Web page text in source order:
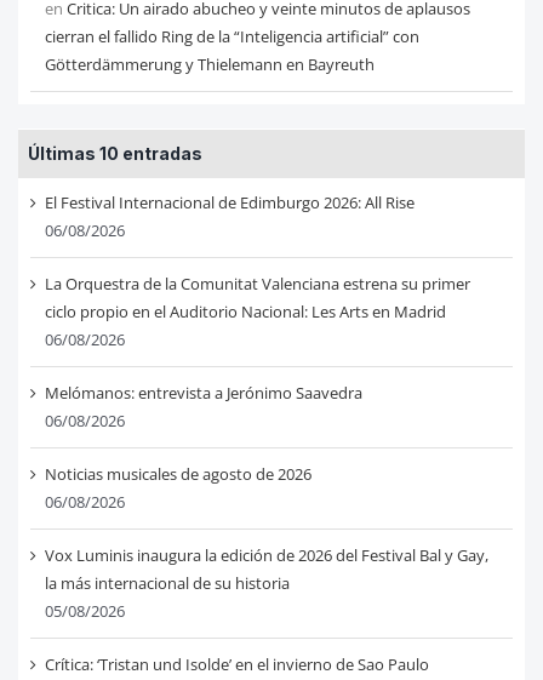
en Critica: Un airado abucheo y veinte minutos de aplausos
cierran el fallido Ring de la “Inteligencia artificial” con
Götterdämmerung y Thielemann en Bayreuth
Últimas 10 entradas
El Festival Internacional de Edimburgo 2026: All Rise
06/08/2026
La Orquestra de la Comunitat Valenciana estrena su primer
ciclo propio en el Auditorio Nacional: Les Arts en Madrid
06/08/2026
Melómanos: entrevista a Jerónimo Saavedra
06/08/2026
Noticias musicales de agosto de 2026
06/08/2026
Vox Luminis inaugura la edición de 2026 del Festival Bal y Gay,
la más internacional de su historia
05/08/2026
Crítica: ‘Tristan und Isolde’ en el invierno de Sao Paulo